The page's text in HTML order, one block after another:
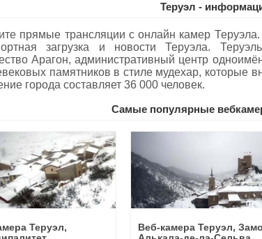
Теруэл -
прямые трансляции с онлайн камер
загрузка и новости Теруэла.
Арагон, административный центр
памятников в стиле мудехар, которые
города составляет 36 000 человек.
Самые популярные
Теруэл,
Веб-камера Теруэл,